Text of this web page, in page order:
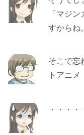
「マジ
すからね。
そこで忘
トアニメ
・・・・